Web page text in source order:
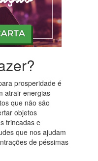
prosperidade é
atrair energias
que não são
objetos
trincadas e
que nos ajudam
de péssimas